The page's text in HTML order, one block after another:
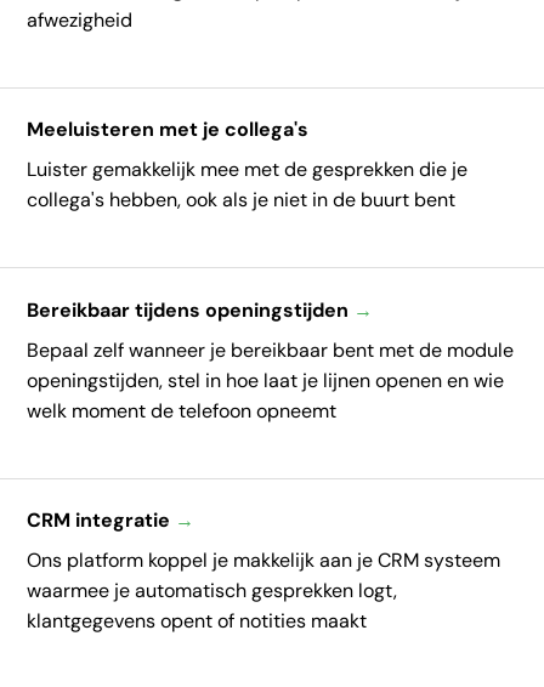
afwezigheid
Meeluisteren met je collega's
Luister gemakkelijk mee met de gesprekken die je
collega's hebben, ook als je niet in de buurt bent
Bereikbaar tijdens openingstijden →
Bepaal zelf wanneer je bereikbaar bent met de module
openingstijden, stel in hoe laat je lijnen openen en wie
welk moment de telefoon opneemt
CRM integratie →
Ons platform koppel je makkelijk aan je CRM systeem
waarmee je automatisch gesprekken logt,
klantgegevens opent of notities maakt